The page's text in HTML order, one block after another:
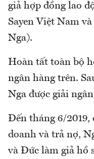
giả hợp đồng lao
Sayen Việt Nam
Nga).
Hoàn tất toàn bộ
ngân hàng trên.
Nga được giải
Đến tháng 6/2019,
doanh và trả nợ,
và Đức làm giả hồ